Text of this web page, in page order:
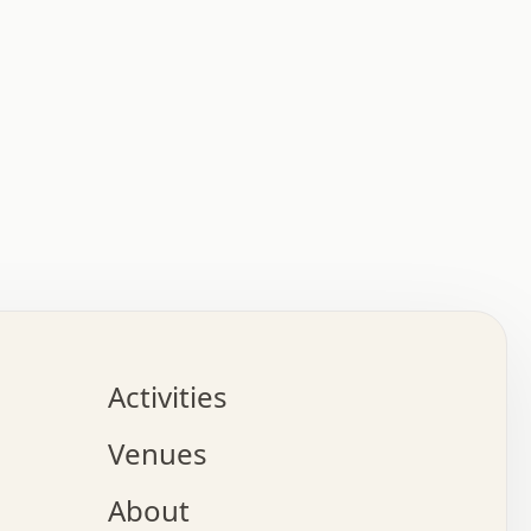
.   .   .   .   .   .   .   .   x   .   .   .   .
o   .   .   .   .   .   .   .   .   x   .   .   .
.   .   .   :   .   .   .   x   .   .   .   :   .
.   .   .   +   .   .   .   .   .   .   .   .   x
.   .   x   .   .   .   .   .   .   :   .   .   .
Activities
Venues
About